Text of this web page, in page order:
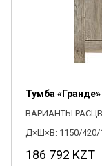
Тумба
ВАРИАНТЫ
Д×Ш×В: 1150/420/
186 792 KZT